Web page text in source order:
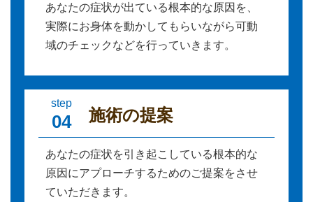
あなたの症状が出ている根本的な原因を、
実際にお身体を動かしてもらいながら可動
域のチェックなどを行っていきます。
step
04 施術の提案
あなたの症状を引き起こしている根本的な
原因にアプローチするためのご提案をさせ
ていただきます。